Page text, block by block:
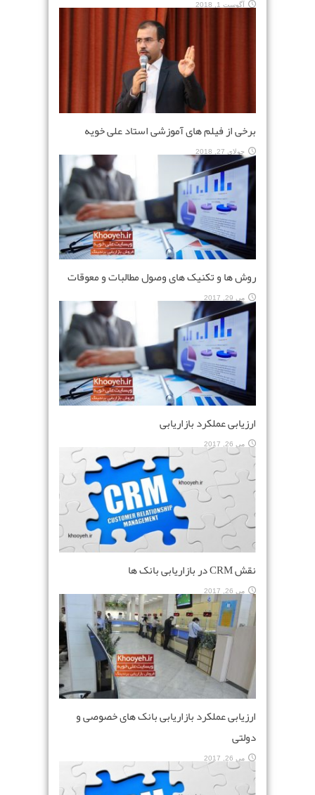
آگوست 1, 2018
برخی از فیلم های آموزشی استاد علی خویه
جولای 27, 2018
روش ها و تکنیک های وصول مطالبات و معوقات
می 29, 2017
ارزیابی عملکرد بازاریابی
می 26, 2017
نقش CRM در بازاریابی بانک ها
می 26, 2017
ارزیابی عملکرد بازاریابی بانک های خصوصی و
دولتی
می 26, 2017